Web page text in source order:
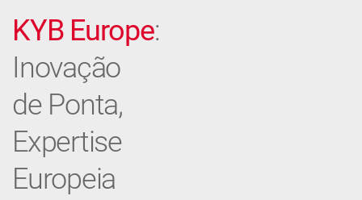
KYB Europe:
Inovação
de Ponta,
Expertise
Europeia